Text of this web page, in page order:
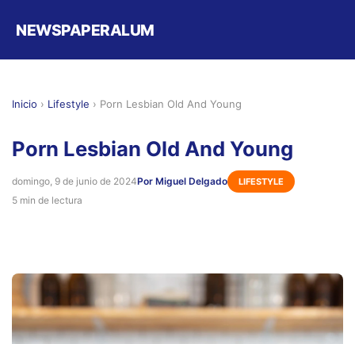
NEWSPAPERALUM
Inicio › Lifestyle › Porn Lesbian Old And Young
Porn Lesbian Old And Young
domingo, 9 de junio de 2024Por Miguel Delgado LIFESTYLE
5 min de lectura